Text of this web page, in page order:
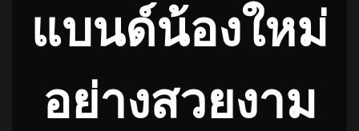
แบนด์น้องใหม่
อย่างสวยงาม